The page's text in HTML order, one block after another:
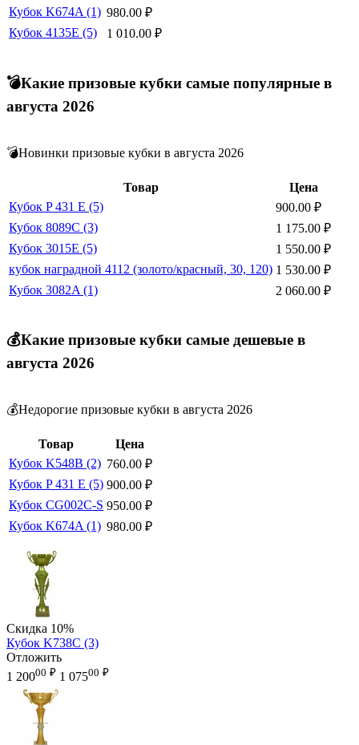
Кубок K674A (1) 980.00 ₽
Кубок 4135E (5)
1 010.00 ₽
💣Какие призовые кубки самые популярные в
августа 2026
💣Новинки призовые кубки в августа 2026
Товар
Цена
Кубок P 431 E (5)
900.00 ₽
Кубок 8089C (3)
1 175.00 ₽
Кубок 3015E (5)
1 550.00 ₽
кубок наградной 4112 (золото/красный, 30, 120) 1 530.00 ₽
Кубок 3082A (1)
2 060.00 ₽
💰Какие призовые кубки самые дешевые в
августа 2026
💰Недорогие призовые кубки в августа 2026
Товар
Цена
Кубок K548B (2) 760.00 ₽
Кубок P 431 E (5) 900.00 ₽
Кубок CG002C-S 950.00 ₽
Кубок K674A (1) 980.00 ₽
Скидка 10%
Кубок K738C (3)
Отложить
1 20000 ₽ 1 07500 ₽